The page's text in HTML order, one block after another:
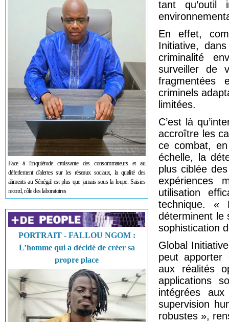
Face à l'inquiétude croissante des consommateurs et au
déferlement d'alertes sur les réseaux sociaux, la qualité des
aliments au Sénégal est plus que jamais sous la loupe. Saisies
record, rôle des laboratoires
PORTRAIT - FALLOU NGOM :
L’homme qui a décidé de créer sa
propre place
tant qu’outil
En effet,
Initiative,
criminalité
surveiller de
fragmentées
criminels
limitées.
C’est là
accroître les
ce combat,
échelle, la
plus ciblée
expériences
utilisation
technique. «
déterminent le
sophistication
Global
peut apporter
aux réalités
applications
intégrées
supervision
robustes »,